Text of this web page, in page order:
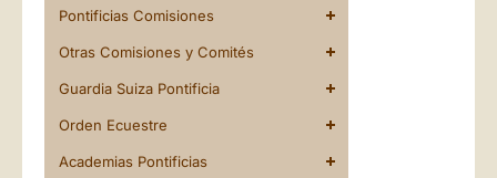
Pontificias Comisiones
Otras Comisiones y Comités
Guardia Suiza Pontificia
Orden Ecuestre
Academias Pontificias